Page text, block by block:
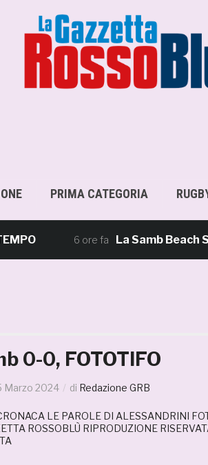
PRIMA CATEGORIA
6 ore fa La Samb Beach
0-0, FOTOTIFO
Marzo 2024 di Redazione GRB
LE PAROLE DI ALESSANDRINI
ROSSOBLÙ RIPRODUZIONE